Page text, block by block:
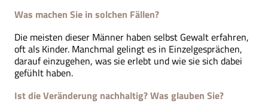
Was machen Sie in solchen Fällen?
Die meisten dieser Männer haben selbst Gewalt erfahren,
oft als Kinder. Manchmal gelingt es in Einzelgesprächen,
darauf einzugehen, was sie erlebt und wie sie sich dabei
gefühlt haben.
Ist die Veränderung nachhaltig? Was glauben Sie?